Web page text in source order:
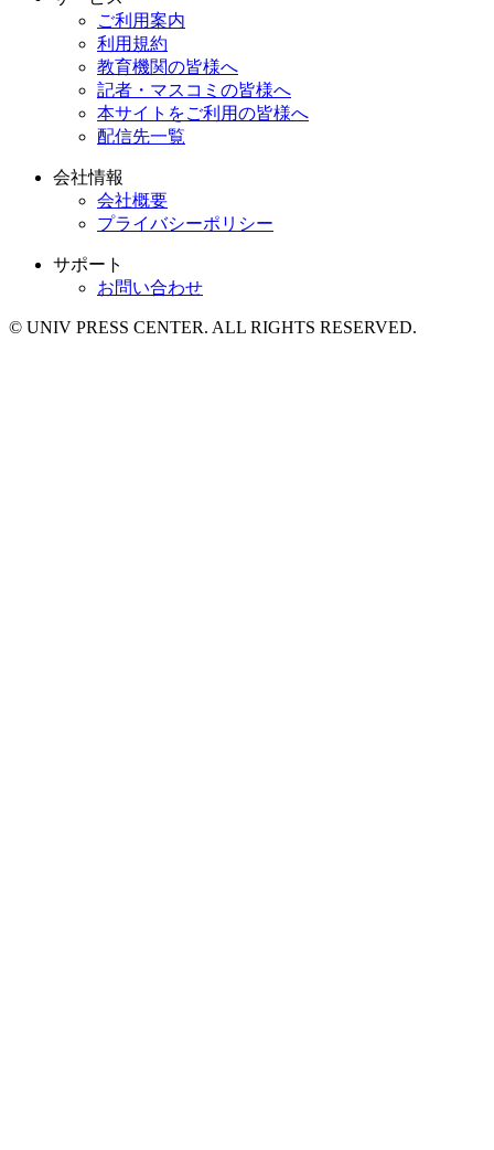
ご利用案内
利用規約
教育機関の皆様へ
記者・マスコミの皆様へ
本サイトをご利用の皆様へ
配信先一覧
会社情報
会社概要
プライバシーポリシー
サポート
お問い合わせ
© UNIV PRESS CENTER. ALL RIGHTS RESERVED.